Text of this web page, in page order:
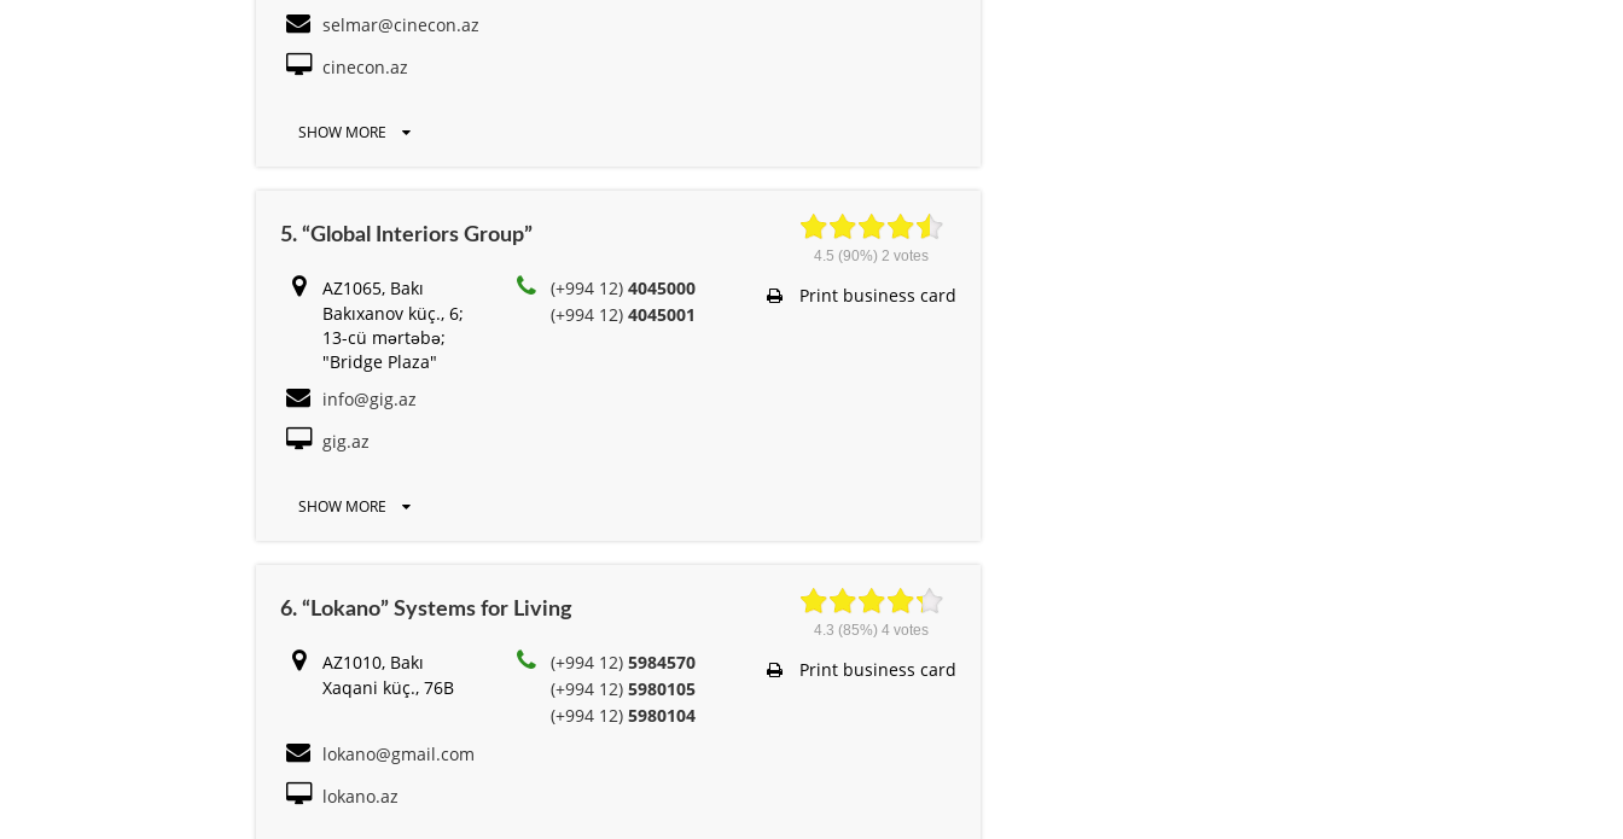
selmar@cinecon.az
cinecon.az
SHOW MORE
5. “Global Interiors Group”
AZ1065, Bakı
Bakıxanov küç., 6;
13-cü mərtəbə;
"Bridge Plaza"
(+994 12)4045000
(+994 12)4045001
info@gig.az
gig.az
SHOW MORE
4.5 (90%) 2 votes
Print business card
6. “Lokano” Systems for Living
AZ1010, Bakı
Xaqani küç., 76B
(+994 12)5984570
(+994 12)5980105
(+994 12)5980104
lokano@gmail.com
lokano.az
4.3 (85%)4 votes
Print business card